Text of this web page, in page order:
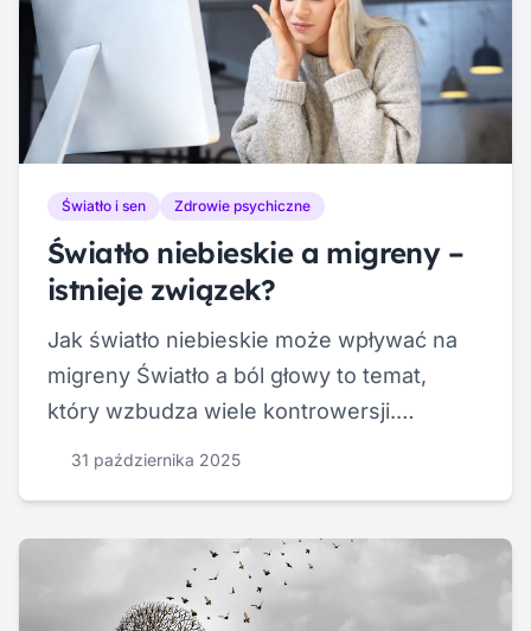
popełniasz i jak je naprawić. Błąd #1:
Niewłaściwe ustawienie monitora Zbyt
wysoko, zbyt nisko, za […]
Światło i sen Zdrowie psychiczne
Światło niebieskie a migreny –
istnieje związek?
Jak światło niebieskie może wpływać na
migreny Światło a ból głowy to temat,
który wzbudza wiele kontrowersji.
na możliwość, że ekspozycja na światło
niebieskie może zaburzać rytm dobowy,
co prowadzi do zakłóceń snu i
31 października 2025